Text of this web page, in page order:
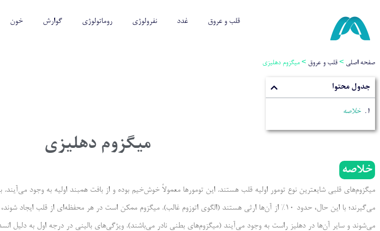
قلب و عروق غدد نفرولوژی روماتولوژی گوارش خون
صفحه اصلی > قلب و عروق >میگزوم دهلیزی
جدول محتوا
خلاصه
میگزوم دهلیزی
خلاصه
میگزوم‌های قلبی شایعترین نوع تومور اولیه قلب هستند. این تومورها معمولاً خوش‌خیم بوده و از بافت همبند اولیه به وجود
می‌شوند و سایر آن‌ها در دهلیز راست به وجود می‌آیند (میگزوم‌های بطنی نادر می‌باشند). ویژگی‌های بالینی در درجه اول به دلیل